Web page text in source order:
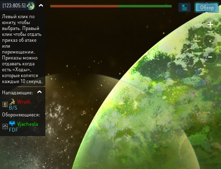
+
.
-
Обзор
[123:805:5]
Левый клик по
юниту, чтобы
выбрать. Правый
клик чтобы отдать
приказ об атаке
или
перемещении.
Приказы можно
отдавать когда
есть «Ходы»,
которые копятся
каждые 10 секунд.
Нападающие:
Wrath
B/S
Обороняющиеся:
Vjachesla
FDF